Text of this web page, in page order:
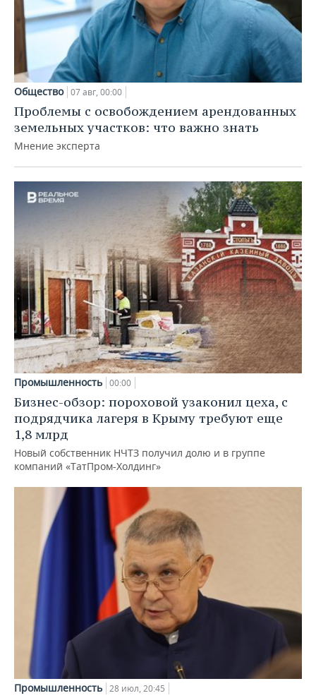
Общество 07 авг, 00:00
Проблемы с освобождением арендованных
земельных участков: что важно знать
Мнение эксперта
Промышленность 00:00
Бизнес-обзор: пороховой узаконил цеха, с
подрядчика лагеря в Крыму требуют еще
1,8 млрд
Новый собственник НЧТЗ получил долю и в группе
компаний «ТатПром-Холдинг»
Промышленность 28 июл, 20:45